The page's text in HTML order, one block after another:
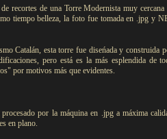
recortes de una Torre Modernista muy
tiempo belleza, la foto fue tomada en .jpg y
Catalán, esta torre fue diseńada y
pero está es la más esplendida de
por motivos más que evidentes.
por la máquina en .jpg a máxima
en plano.